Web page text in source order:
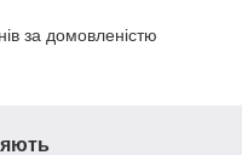
за домовленістю